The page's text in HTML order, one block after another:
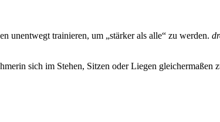
unentwegt trainieren, um „stärker als alle“ zu werden.
sich im Stehen, Sitzen oder Liegen gleichermaßen